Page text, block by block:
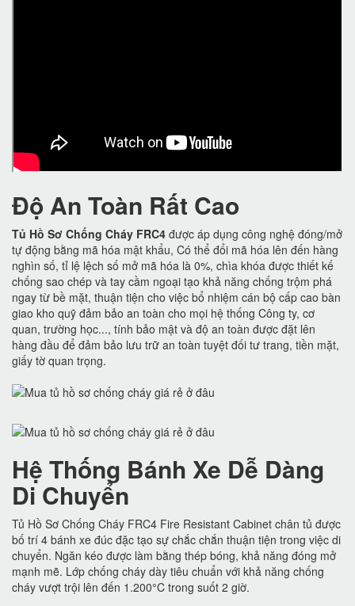
Độ An Toàn Rất Cao
Tủ Hồ Sơ Chống Cháy FRC4 được áp dụng công nghệ đóng/mở
tự động bằng mã hóa mật khẩu, Có thể đổi mã hóa lên đến hàng
nghìn số, tỉ lệ lệch số mở mã hóa là 0%, chìa khóa được thiết kế
chống sao chép và tay cầm ngoại tạo khả năng chống trộm phá
ngay từ bề mặt, thuận tiện cho việc bổ nhiệm cán bộ cấp cao bàn
giao kho quỹ đảm bảo an toàn cho mọi hệ thống Công ty, cơ
quan, trường học..., tính bảo mật và độ an toàn được đặt lên
hàng đầu để đảm bảo lưu trữ an toàn tuyệt đối tư trang, tiền mặt,
giấy tờ quan trọng.
Hệ Thống Bánh Xe Dễ Dàng
Di Chuyển
Tủ Hồ Sơ Chống Cháy FRC4 Fire Resistant Cabinet chân tủ được
bố trí 4 bánh xe đúc đặc tạo sự chắc chắn thuận tiện trong việc di
chuyển. Ngăn kéo được làm bằng thép bóng, khả năng đóng mở
mạnh mẽ. Lớp chống cháy dày tiêu chuẩn với khả năng chống
cháy vượt trội lên đến 1.200°C trong suốt 2 giờ.